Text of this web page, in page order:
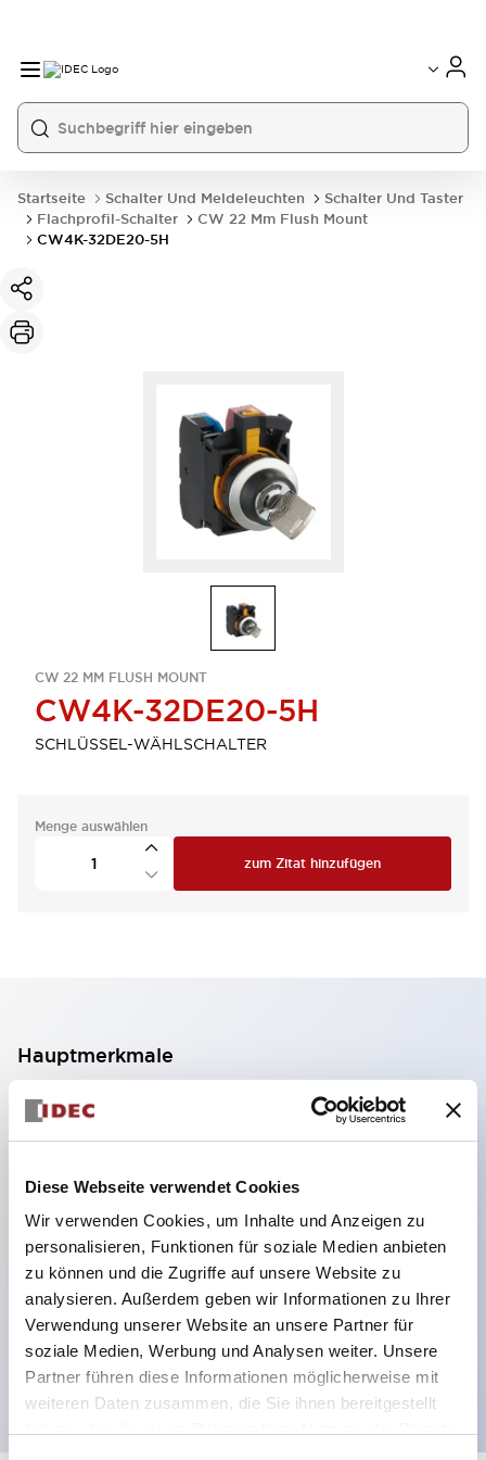
Diese Webseite verwendet Cookies
Wir verwenden Cookies, um Inhalte und Anzeigen zu
personalisieren, Funktionen für soziale Medien anbieten
zu können und die Zugriffe auf unsere Website zu
analysieren. Außerdem geben wir Informationen zu Ihrer
Verwendung unserer Website an unsere Partner für
soziale Medien, Werbung und Analysen weiter. Unsere
Partner führen diese Informationen möglicherweise mit
weiteren Daten zusammen, die Sie ihnen bereitgestellt
Startseite Schalter Und Meldeleuchten
Schalter Und Taster
Flachprofil-Schalter
CW 22 Mm Flush Mount
CW4K-32DE20-5H
CW 22 MM FLUSH MOUNT
CW4K-32DE20-5H
SCHLÜSSEL-WÄHLSCHALTER
Menge auswählen
zum Zitat hinzufügen
Hauptmerkmale
2-Kontakt-Block mit 2 Stufen, ermöglicht eine 4-
Kontakt-Konfiguration (Gewährleistung der
Isolierung zwischen den 2 Kontakten).
59,9 mm (※ 22-stufiger Kontaktblock).
Platzsparendes Design möglich.
Sicherheitsstruktur der 3. Generation: 2-Aktions-
Freisetzung, integrierter Schutz, IP20-
Fingerschutzstruktur